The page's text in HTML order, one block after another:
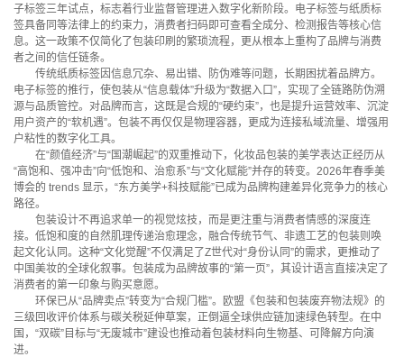
子标签三年试点，标志着行业监督管理进入数字化新阶段。电子标签与纸质标
签具备同等法律上的约束力，消费者扫码即可查看全成分、检测报告等核心信
息。这一政策不仅简化了包装印刷的繁琐流程，更从根本上重构了品牌与消费
者之间的信任链条。
传统纸质标签因信息冗杂、易出错、防伪难等问题，长期困扰着品牌方。
电子标签的推行，使包装从“信息载体”升级为“数据入口”，实现了全链路防伪溯
源与品质管控。对品牌而言，这既是合规的“硬约束”，也是提升运营效率、沉淀
用户资产的“软机遇”。包装不再仅仅是物理容器，更成为连接私域流量、增强用
户粘性的数字化工具。
在“颜值经济”与“国潮崛起”的双重推动下，化妆品包装的美学表达正经历从
“高饱和、强冲击”向“低饱和、治愈系”与“文化赋能”并存的转变。2026年春季美
博会的 trends 显示，“东方美学+科技赋能”已成为品牌构建差异化竞争力的核心
路径。
包装设计不再追求单一的视觉炫技，而是更注重与消费者情感的深度连
接。低饱和度的自然肌理传递治愈理念，融合传统节气、非遗工艺的包装则唤
起文化认同。这种“文化觉醒”不仅满足了Z世代对“身份认同”的需求，更推动了
中国美妆的全球化叙事。包装成为品牌故事的“第一页”，其设计语言直接决定了
消费者的第一印象与购买意愿。
环保已从“品牌卖点”转变为“合规门槛”。欧盟《包装和包装废弃物法规》的
三级回收评价体系与碳关税延伸草案，正倒逼全球供应链加速绿色转型。在中
国，“双碳”目标与“无废城市”建设也推动着包装材料向生物基、可降解方向演
进。